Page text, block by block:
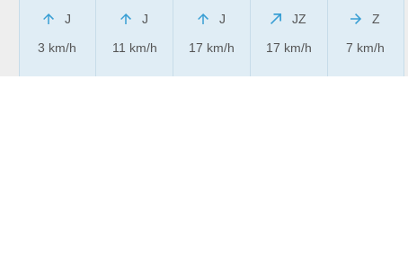
J
3 km/h
J
11 km/h
J
17 km/h
JZ
17 km/h
Z
7 km/h